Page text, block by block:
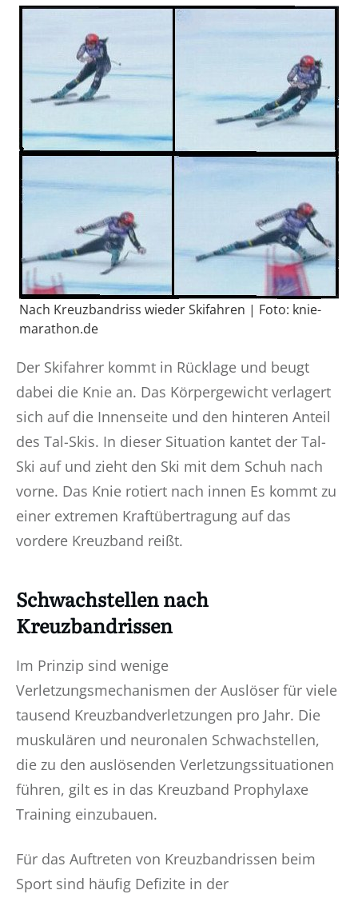
Nach Kreuzbandriss wieder Skifahren | Foto: knie-
marathon.de
Der Skifahrer kommt in Rücklage und beugt
dabei die Knie an. Das Körpergewicht verlagert
sich auf die Innenseite und den hinteren Anteil
des Tal-Skis. In dieser Situation kantet der Tal-
Ski auf und zieht den Ski mit dem Schuh nach
vorne. Das Knie rotiert nach innen Es kommt zu
einer extremen Kraftübertragung auf das
vordere Kreuzband reißt.
Schwachstellen nach
Kreuzbandrissen
Im Prinzip sind wenige
Verletzungsmechanismen der Auslöser für viele
tausend Kreuzbandverletzungen pro Jahr. Die
muskulären und neuronalen Schwachstellen,
die zu den auslösenden Verletzungssituationen
führen, gilt es in das Kreuzband Prophylaxe
Training einzubauen.
Für das Auftreten von Kreuzbandrissen beim
Sport sind häufig Defizite in der